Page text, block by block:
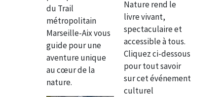
du Trail
métropolitain
Marseille-Aix vous
guide pour une
aventure unique
au cœur de la
nature.
Nature rend le
livre vivant,
spectaculaire et
accessible à tous.
Cliquez ci-dessous
pour tout savoir
sur cet événement
culturel